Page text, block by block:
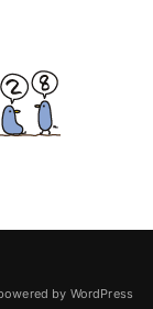
by WordPress